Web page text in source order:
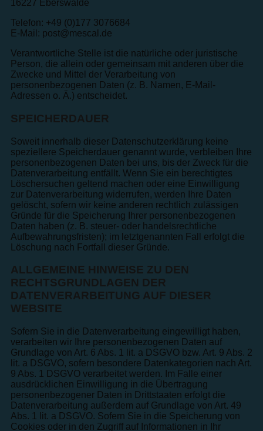
16227 Eberswalde
Telefon: +49 (0)177 3076684
E-Mail: post@mescal.de
Verantwortliche Stelle ist die natürliche oder juristische
Person, die allein oder gemeinsam mit anderen über die
Zwecke und Mittel der Verarbeitung von
personenbezogenen Daten (z. B. Namen, E-Mail-
Adressen o. Ä.) entscheidet.
SPEICHERDAUER
Soweit innerhalb dieser Datenschutzerklärung keine
speziellere Speicherdauer genannt wurde, verbleiben Ihre
personenbezogenen Daten bei uns, bis der Zweck für die
Datenverarbeitung entfällt. Wenn Sie ein berechtigtes
Löschersuchen geltend machen oder eine Einwilligung
zur Datenverarbeitung widerrufen, werden Ihre Daten
gelöscht, sofern wir keine anderen rechtlich zulässigen
Gründe für die Speicherung Ihrer personenbezogenen
Daten haben (z. B. steuer- oder handelsrechtliche
Aufbewahrungsfristen); im letztgenannten Fall erfolgt die
Löschung nach Fortfall dieser Gründe.
ALLGEMEINE HINWEISE ZU DEN
RECHTSGRUNDLAGEN DER
DATENVERARBEITUNG AUF DIESER
WEBSITE
Sofern Sie in die Datenverarbeitung eingewilligt haben,
verarbeiten wir Ihre personenbezogenen Daten auf
Grundlage von Art. 6 Abs. 1 lit. a DSGVO bzw. Art. 9 Abs. 2
lit. a DSGVO, sofern besondere Datenkategorien nach Art.
9 Abs. 1 DSGVO verarbeitet werden. Im Falle einer
ausdrücklichen Einwilligung in die Übertragung
personenbezogener Daten in Drittstaaten erfolgt die
Datenverarbeitung außerdem auf Grundlage von Art. 49
Abs. 1 lit. a DSGVO. Sofern Sie in die Speicherung von
Cookies oder in den Zugriff auf Informationen in Ihr